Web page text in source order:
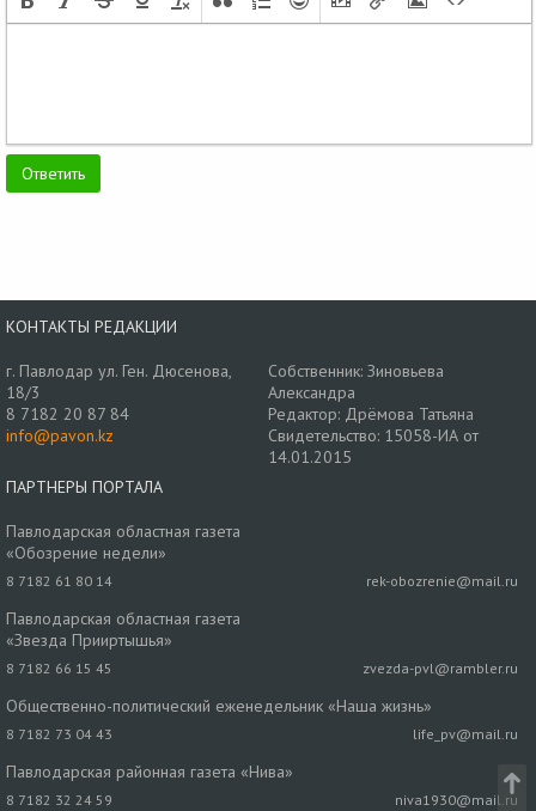
КОНТАКТЫ РЕДАКЦИИ
г. Павлодар ул. Ген. Дюсенова,
18/3
8 7182 20 87 84
info@pavon.kz
Собственник: Зиновьева
Александра
Редактор: Дрёмова Татьяна
Свидетельство: 15058-ИА от
14.01.2015
ПАРТНЕРЫ ПОРТАЛА
Павлодарская областная газета
«Обозрение недели»
8 7182 61 80 14 rek-obozrenie@mail.ru
Павлодарская областная газета
«Звезда Прииртышья»
8 7182 66 15 45 zvezda-pvl@rambler.ru
Общественно-политический еженедельник «Наша жизнь»
8 7182 73 04 43 life_pv@mail.ru
Павлодарская районная газета «Нива»
8 7182 32 24 59 niva1930@mail.ru